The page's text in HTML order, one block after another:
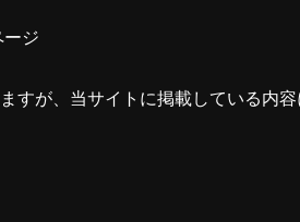
ージ
すが、当サイトに掲載している内